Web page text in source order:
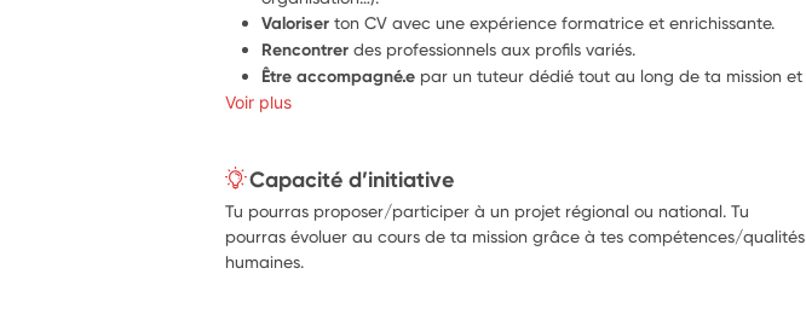
Valoriser ton CV avec une expérience formatrice et enrichissante.
Rencontrer des professionnels aux profils variés.
Être accompagné.e par un tuteur dédié tout au long de ta mission et
dans la construction de ton projet d’avenir.
Voir plus
Capacité d’initiative
Tu pourras proposer/participer à un projet régional ou national. Tu
pourras évoluer au cours de ta mission grâce à tes compétences/qualités
humaines.